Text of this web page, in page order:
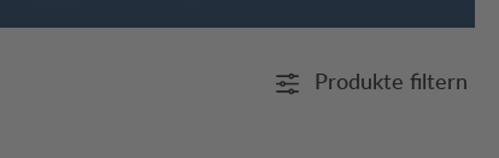
Produkte filtern